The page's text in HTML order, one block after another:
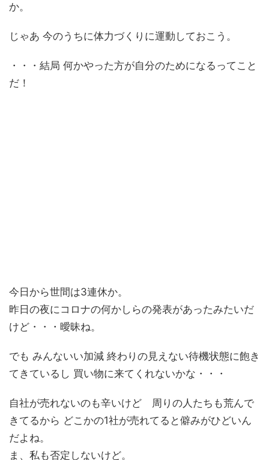
か。
じゃあ 今のうちに体力づくりに運動しておこう。
・・・結局 何かやった方が自分のためになるってこと
だ！
今日から世間は3連休か。
昨日の夜にコロナの何かしらの発表があったみたいだ
けど・・・曖昧ね。
でも みんないい加減 終わりの見えない待機状態に飽き
てきているし 買い物に来てくれないかな・・・
自社が売れないのも辛いけど 周りの人たちも荒んで
きてるから どこかの1社が売れてると僻みがひどいん
だよね。
ま、私も否定しないけど。